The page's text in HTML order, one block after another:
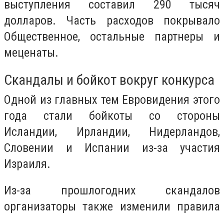
выступления составил 290 тысяч
долларов. Часть расходов покрывало
Общественное, остальные партнеры и
меценаты.
Скандалы и бойкот вокруг конкурса
Одной из главных тем Евровидения этого
года стали бойкоты со стороны
Исландии, Ирландии, Нидерландов,
Словении и Испании из-за участия
Израиля.
Из-за прошлогодних скандалов
организаторы также изменили правила